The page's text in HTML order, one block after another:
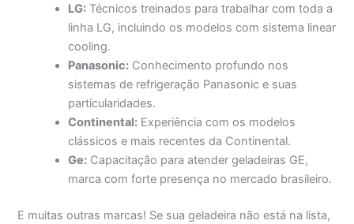
LG: Técnicos treinados para trabalhar com toda a
linha LG, incluindo os modelos com sistema linear
cooling.
Panasonic: Conhecimento profundo nos
sistemas de refrigeração Panasonic e suas
particularidades.
Continental: Experiência com os modelos
clássicos e mais recentes da Continental.
Ge: Capacitação para atender geladeiras GE,
marca com forte presença no mercado brasileiro.
E muitas outras marcas! Se sua geladeira não está na lista,